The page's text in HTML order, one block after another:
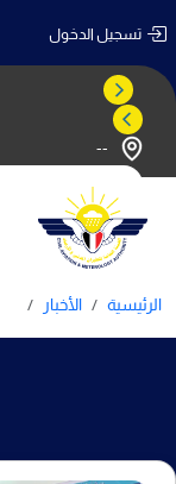
تسجيل الدخول
--
الرئيسية الأخبار